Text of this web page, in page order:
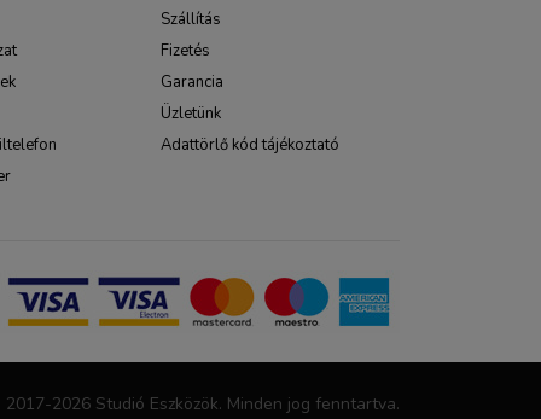
Szállítás
Fizetés
Garancia
Üzletünk
Adattörlő kód tájékoztató
2026 Studió Eszközök. Minden jog fenntartva.